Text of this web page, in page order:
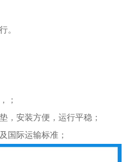
。
；
，安装方便，运行平稳；
国际运输标准；